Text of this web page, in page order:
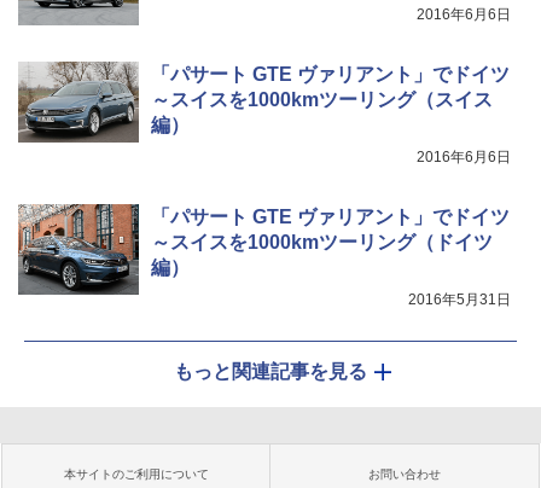
2016年6月6日
「パサート GTE ヴァリアント」でドイツ
～スイスを1000kmツーリング（スイス
編）
2016年6月6日
「パサート GTE ヴァリアント」でドイツ
～スイスを1000kmツーリング（ドイツ
編）
2016年5月31日
もっと関連記事を見る
本サイトのご利用について お問い合わせ